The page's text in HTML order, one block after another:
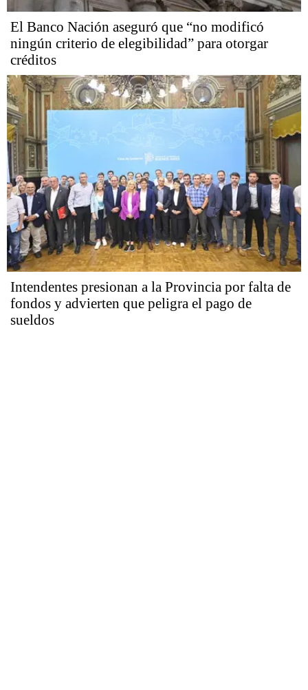
El Banco Nación aseguró que “no modificó
ningún criterio de elegibilidad” para otorgar
créditos
Intendentes presionan a la Provincia por falta de
fondos y advierten que peligra el pago de
sueldos